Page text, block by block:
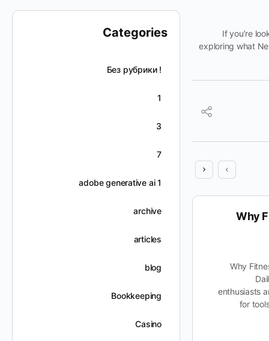
If you’re
exploring what
Why
Why
enthusiasts
for
How Newgo Adapts to Your
Needs
How Newgo Adapts to Your Needs In a
paramount, Newgo stands out by
adapting to the unique needs of
Categories
! Без рубрики
1
3
7
adobe generative ai 1
archive
articles
blog
Bookkeeping
Casino